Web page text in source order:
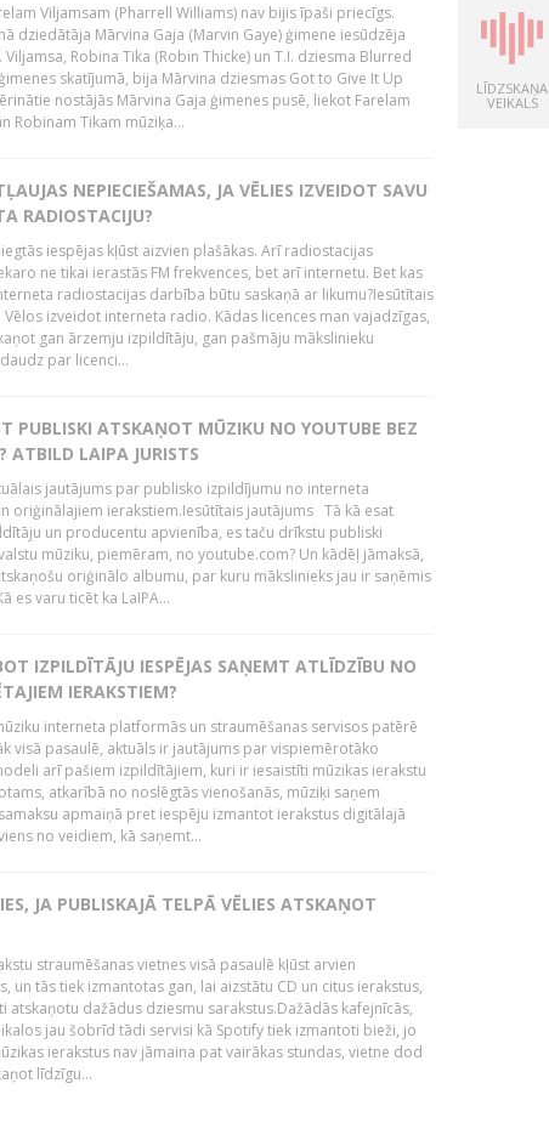
Viljamsam (Pharrell Williams) nav bijis īpaši priecīgs.
dziedātāja Mārvina Gaja (Marvin Gaye) ģimene iesūdzēja
Viljamsa, Robina Tika (Robin Thicke) un T.I. dziesma Blurred
skatījumā, bija Mārvina dziesmas Got to Give It Up
nostājās Mārvina Gaja ģimenes pusē, liekot Farelam
Robinam Tikam mūziķa...
NEPIECIEŠAMAS, JA VĒLIES IZVEIDOT SAVU
RADIOSTACIJU?
iespējas kļūst aizvien plašākas. Arī radiostacijas
ne tikai ierastās FM frekvences, bet arī internetu. Bet kas
radiostacijas darbība būtu saskaņā ar likumu?Iesūtītais
izveidot interneta radio. Kādas licences man vajadzīgas,
gan ārzemju izpildītāju, gan pašmāju mākslinieku
par licenci...
PUBLISKI ATSKAŅOT MŪZIKU NO YOUTUBE BEZ
ATBILD LAIPA JURISTS
jautājums par publisko izpildījumu no interneta
oriģinālajiem ierakstiem.Iesūtītais jautājums Tā kā esat
un producentu apvienība, es taču drīkstu publiski
mūziku, piemēram, no youtube.com? Un kādēļ jāmaksā,
oriģinālo albumu, par kuru mākslinieks jau ir saņēmis
es varu ticēt ka LaIPA...
IZPILDĪTĀJU IESPĒJAS SAŅEMT ATLĪDZĪBU NO
IERAKSTIEM?
interneta platformās un straumēšanas servisos patērē
visā pasaulē, aktuāls ir jautājums par vispiemērotāko
arī pašiem izpildītājiem, kuri ir iesaistīti mūzikas ierakstu
atkarībā no noslēgtās vienošanās, mūziķi saņem
apmaiņā pret iespēju izmantot ierakstus digitālajā
no veidiem, kā saņemt...
JA PUBLISKAJĀ TELPĀ VĒLIES ATSKAŅOT
straumēšanas vietnes visā pasaulē kļūst arvien
un tās tiek izmantotas gan, lai aizstātu CD un citus ierakstus,
atskaņotu dažādus dziesmu sarakstus.Dažādās kafejnīcās,
jau šobrīd tādi servisi kā Spotify tiek izmantoti bieži, jo
ierakstus nav jāmaina pat vairākas stundas, vietne dod
līdzīgu...
LĪDZSKAŅA
VEIKALS